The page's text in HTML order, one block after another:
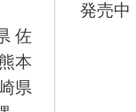
佐
本
県
発売中